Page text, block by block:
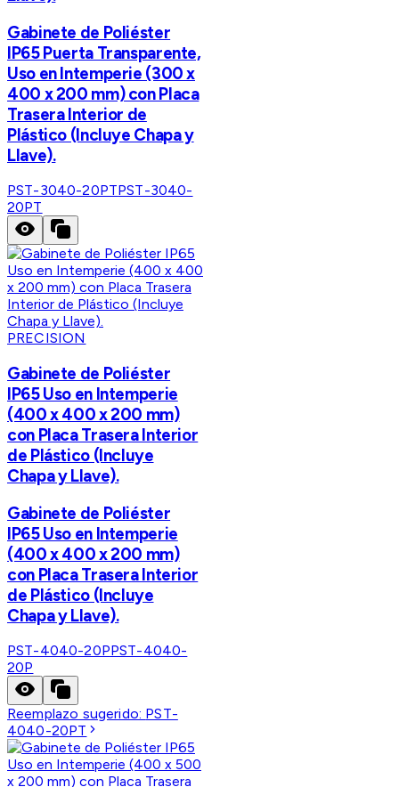
Gabinete de Poliéster
IP65 Puerta Transparente,
Uso en Intemperie (300 x
400 x 200 mm) con Placa
Trasera Interior de
Plástico (Incluye Chapa y
Llave).
PST-3040-20PTPST-3040-
20PT
PRECISION
Gabinete de Poliéster
IP65 Uso en Intemperie
(400 x 400 x 200 mm)
con Placa Trasera Interior
de Plástico (Incluye
Chapa y Llave).
Gabinete de Poliéster
IP65 Uso en Intemperie
(400 x 400 x 200 mm)
con Placa Trasera Interior
de Plástico (Incluye
Chapa y Llave).
PST-4040-20PPST-4040-
20P
Reemplazo sugerido: PST-
4040-20PT